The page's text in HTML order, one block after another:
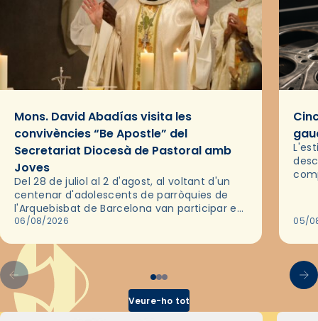
Mons. David Abadías visita les
convivències “Be Apostle” del
Secretariat Diocesà de Pastoral amb
Joves
Del 28 de juliol al 2 d'agost, al voltant d'un
centenar d'adolescents de parròquies de
l'Arquebisbat de Barcelona van participar en
les convivències Be Apostle, organitzades
06/08/2026 05/
Veure-ho tot